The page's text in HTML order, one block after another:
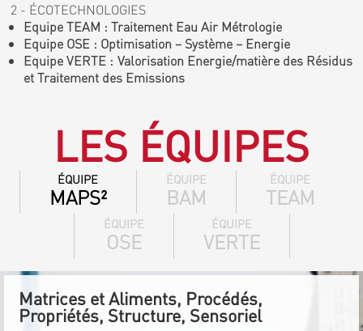
2 - ÉCOTECHNOLOGIES
Equipe TEAM : Traitement Eau Air Métrologie
Equipe OSE : Optimisation – Système – Energie
Equipe VERTE : Valorisation Energie/matière des Résidus
et Traitement des Emissions
LES ÉQUIPES
ÉQUIPE
MAPS²
ÉQUIPE
BAM
ÉQUIPE
TEAM
ÉQUIPE
OSE
ÉQUIPE
VERTE
Matrices et Aliments, Procédés,
Propriétés, Structure, Sensoriel